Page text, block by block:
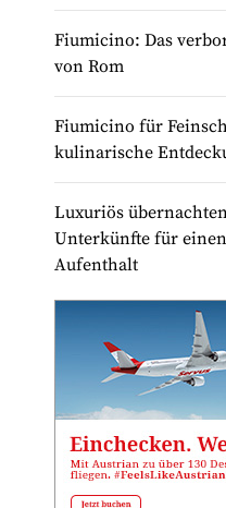
Fiumicino: Das
von Rom
Fiumicino für
kulinarische
Luxuriös
Unterkünfte für
Aufenthalt